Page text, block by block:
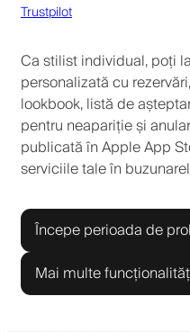
Trustpilot
Ca stilist individual, poți
personalizată cu
lookbook, listă de
pentru neapariție și
publicată în Apple App
serviciile tale în
Începe perioada de
Mai multe